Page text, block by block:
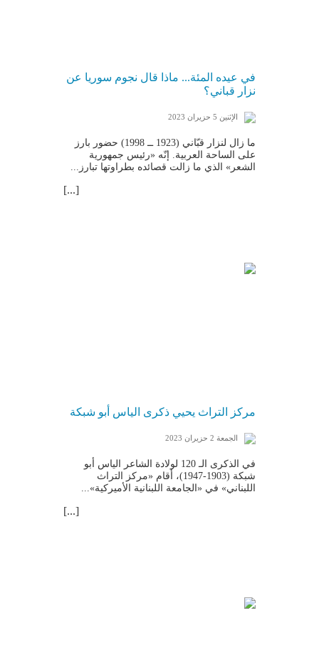
في عيده المئة... ماذا قال نجوم سوريا عن
نزار قباني؟
الإثنين 5 حزيران 2023
ما زال لنزار قبّاني (1923 ــ 1998) حضور بارز
على الساحة العربية. إنّه «رئيس جمهورية
الشعر» الذي ما زالت قصائده بطراوتها تبارز...
[...]
مركز التراث يحيي ذكرى الياس أبو شبكة
الجمعة 2 حزيران 2023
في الذكرى الـ 120 لولادة الشاعر الياس أبو
شبكة (1903-1947)، أقام «مركز التراث
اللبناني» في «الجامعة اللبنانية الأميركية»...
[...]